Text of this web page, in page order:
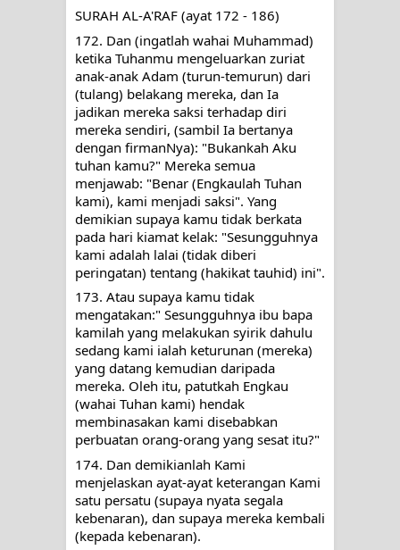
KISAH WALI SUFI, YANG BACAAN
SURAT AL-FATIHAHNYA TIDAK
FASIH. TAPI SINGA PUN TUNDUK
PADANYA
SHAYKH TAREKAT ATAU TUKANG
SIHIR? JANGAN MUDAH
TERPESONA, JANGAN JUGA
MUDAH MENGHUKUM
DI TANGAN MURSYID, CINTA
MENEMUKAN JALAN PULANG
RAWATAN TAREKAT: APABILA
TURUT MENJADI KUAT
TASAWUF: BUKAN AJARAN PELIK,
SURAH AL-A'RAF (ayat 172 - 186)
172. Dan (ingatlah wahai Muhammad)
ketika Tuhanmu mengeluarkan zuriat
anak-anak Adam (turun-temurun) dari
(tulang) belakang mereka, dan Ia
jadikan mereka saksi terhadap diri
mereka sendiri, (sambil Ia bertanya
dengan firmanNya): "Bukankah Aku
tuhan kamu?" Mereka semua
menjawab: "Benar (Engkaulah Tuhan
kami), kami menjadi saksi". Yang
demikian supaya kamu tidak berkata
pada hari kiamat kelak: "Sesungguhnya
kami adalah lalai (tidak diberi
peringatan) tentang (hakikat tauhid) ini".
173. Atau supaya kamu tidak
mengatakan:" Sesungguhnya ibu bapa
kamilah yang melakukan syirik dahulu
sedang kami ialah keturunan (mereka)
yang datang kemudian daripada
mereka. Oleh itu, patutkah Engkau
(wahai Tuhan kami) hendak
membinasakan kami disebabkan
perbuatan orang-orang yang sesat itu?"
174. Dan demikianlah Kami
menjelaskan ayat-ayat keterangan Kami
satu persatu (supaya nyata segala
kebenaran), dan supaya mereka kembali
(kepada kebenaran).